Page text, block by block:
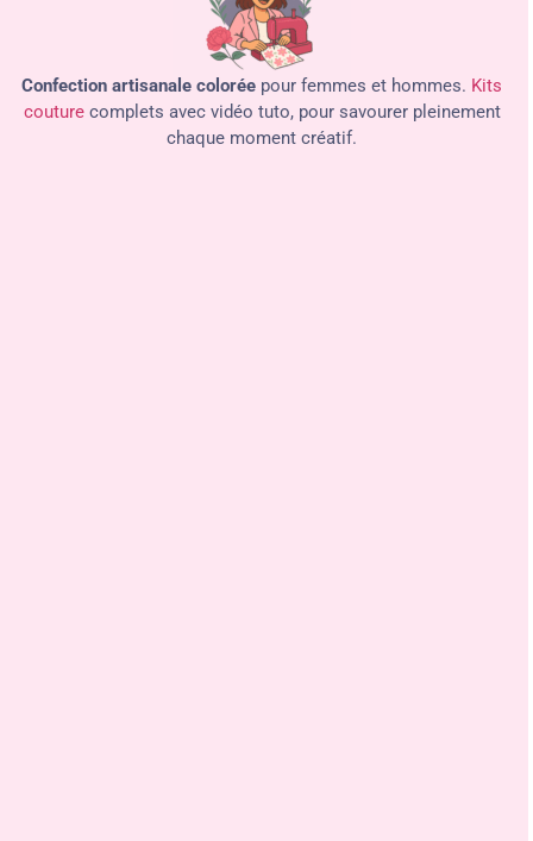
Confection artisanale colorée pour femmes et hommes. Kits
couturecomplets avec vidéo tuto, pour savourer pleinement
chaque moment créatif.